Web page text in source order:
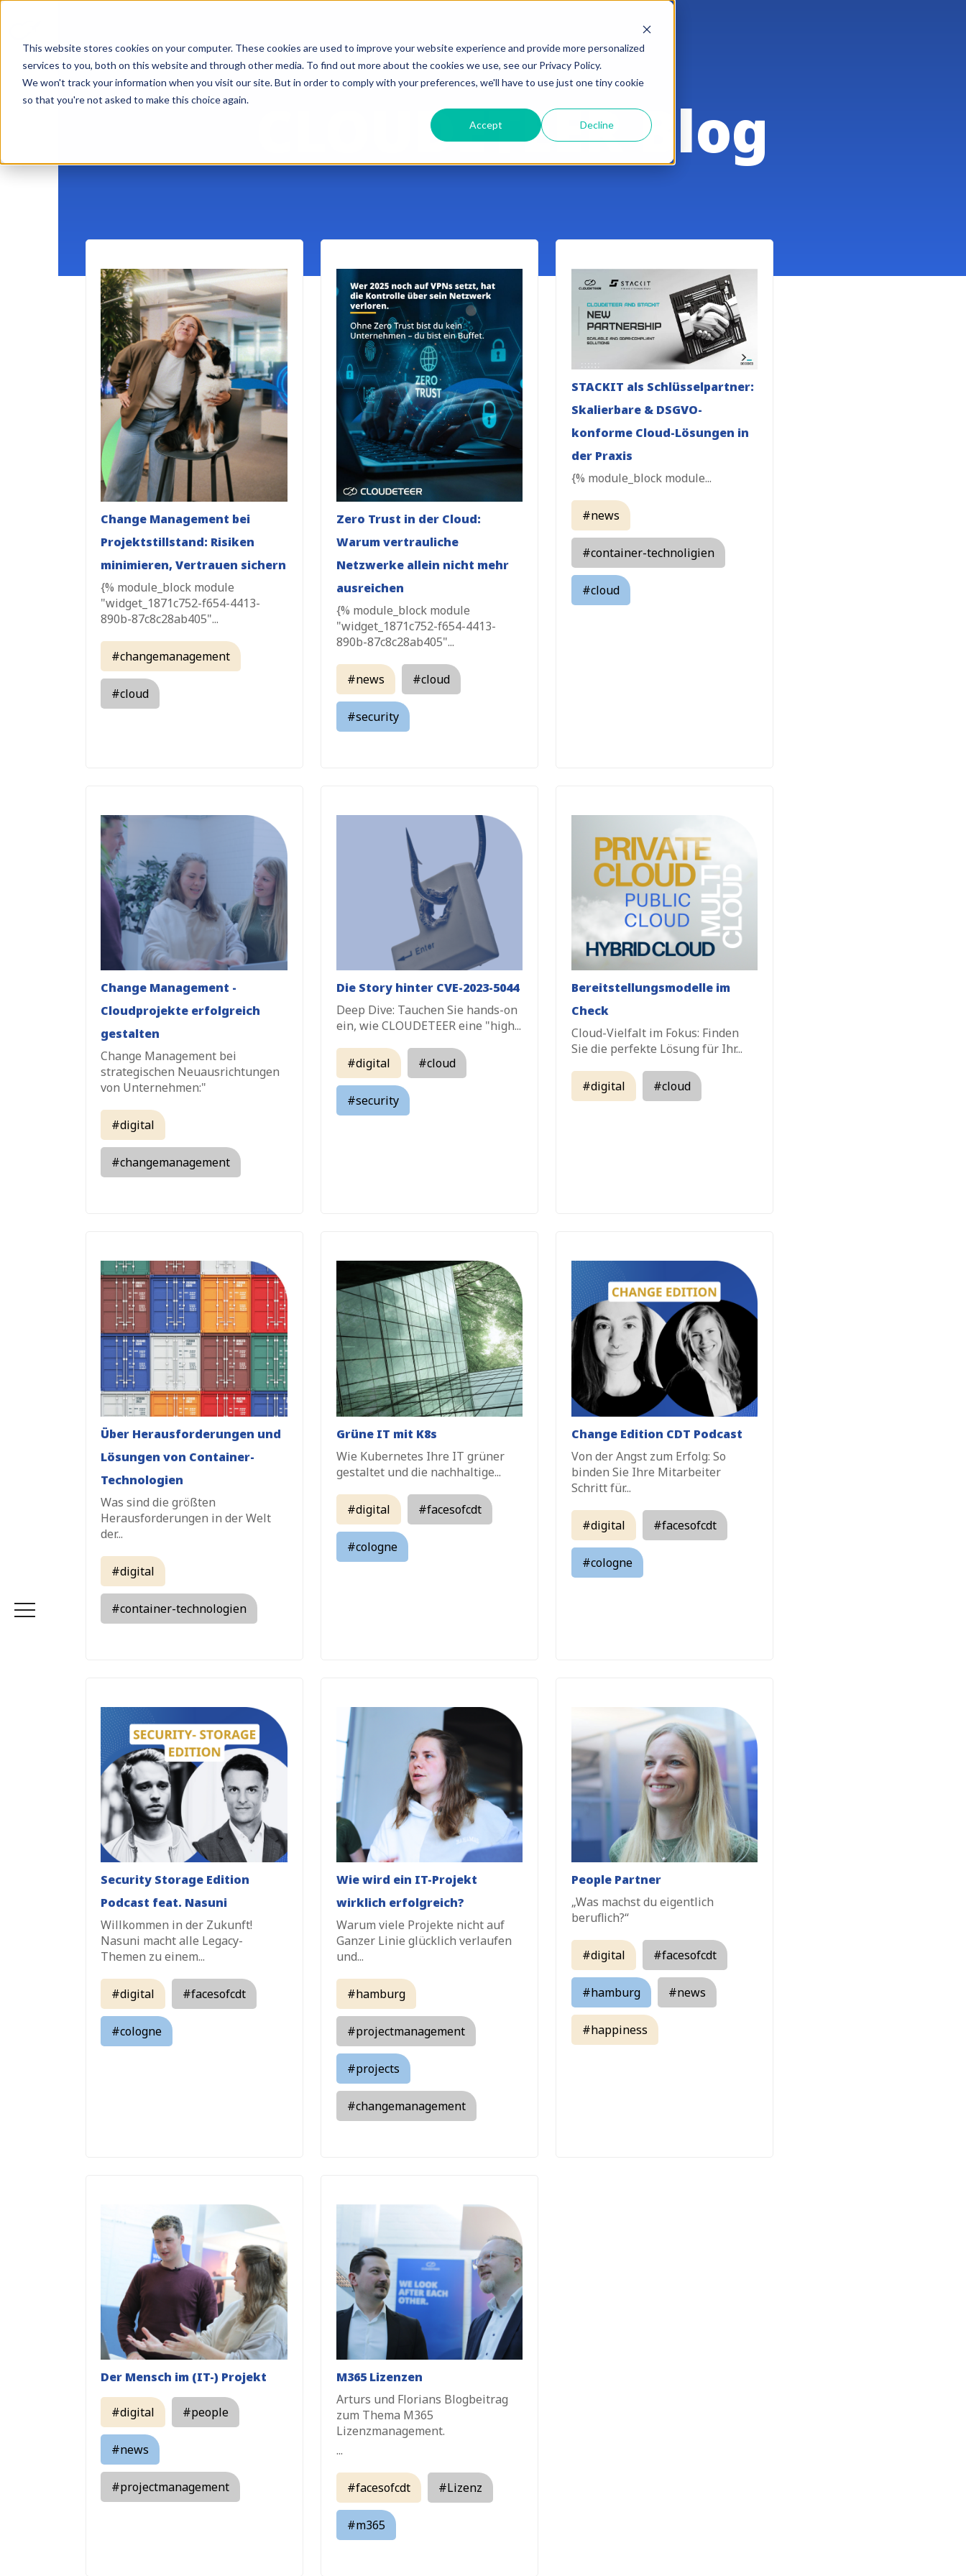
This website stores cookies on your computer. These cookies are used to improve your website experience and provide more personalized
services to you, both on this website and through other media. To find out more about the cookies we use, see our Privacy Policy.
We won't track your information when you visit our site. But in order to comply with your preferences, we'll have to use just one tiny cookie
so that you're not asked to make this choice again.
Accept Decline
Home
Cloudeteer Services
Technologische Säulen
Knowledge Base
Über uns
Kontakt
Karriere
CLOUDETEER Blog
Change Management bei
Projektstillstand: Risiken
minimieren, Vertrauen sichern
{% module_block module
"widget_1871c752-f654-4413-
890b-87c8c28ab405"...
#changemanagement
#cloud
Zero Trust in der Cloud:
Warum vertrauliche
Netzwerke allein nicht mehr
ausreichen
{% module_block module
"widget_1871c752-f654-4413-
890b-87c8c28ab405"...
#news #cloud
#security
STACKIT als Schlüsselpartner:
Skalierbare & DSGVO-
konforme Cloud-Lösungen in
der Praxis
{% module_block module...
#news
#container-technoligien
#cloud
Change Management -
Cloudprojekte erfolgreich
gestalten
Change Management bei
strategischen Neuausrichtungen
von Unternehmen:"
#digital
#changemanagement
Die Story hinter CVE-2023-5044
Deep Dive: Tauchen Sie hands-on
ein, wie CLOUDETEER eine "high...
#digital #cloud
#security
Bereitstellungsmodelle im
Check
Cloud-Vielfalt im Fokus: Finden
Sie die perfekte Lösung für Ihr...
#digital #cloud
Über Herausforderungen und
Lösungen von Container-
Technologien
Was sind die größten
Herausforderungen in der Welt
der...
#digital
#container-technologien
Grüne IT mit K8s
Wie Kubernetes Ihre IT grüner
gestaltet und die nachhaltige...
#digital #facesofcdt
#cologne
Change Edition CDT Podcast
Von der Angst zum Erfolg: So
binden Sie Ihre Mitarbeiter
Schritt für...
#digital #facesofcdt
#cologne
Security Storage Edition
Podcast feat. Nasuni
Willkommen in der Zukunft!
Nasuni macht alle Legacy-
Themen zu einem...
#digital #facesofcdt
#cologne
Wie wird ein IT-Projekt
wirklich erfolgreich?
Warum viele Projekte nicht auf
Ganzer Linie glücklich verlaufen
und...
#hamburg
#projectmanagement
#projects
#changemanagement
People Partner
„Was machst du eigentlich
beruflich?“
#digital #facesofcdt
#hamburg #news
#happiness
Der Mensch im (IT-) Projekt
#digital #people
#news
#projectmanagement
M365 Lizenzen
Arturs und Florians Blogbeitrag
zum Thema M365
Lizenzmanagement.
...
#facesofcdt #Lizenz
#m365